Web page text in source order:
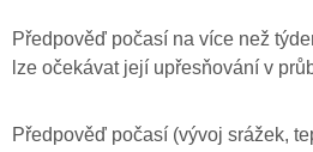
Předpověď počasí na více než
lze očekávat její upřesňování v
Předpověď počasí (vývoj srážek,